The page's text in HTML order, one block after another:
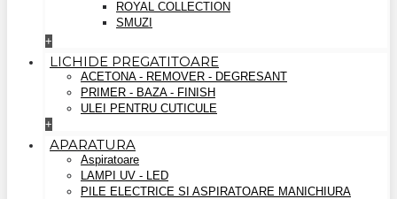
ROYAL COLLECTION
SMUZI
+
LICHIDE PREGATITOARE
ACETONA - REMOVER - DEGRESANT
PRIMER - BAZA - FINISH
ULEI PENTRU CUTICULE
+
APARATURA
Aspiratoare
LAMPI UV - LED
PILE ELECTRICE SI ASPIRATOARE MANICHIURA